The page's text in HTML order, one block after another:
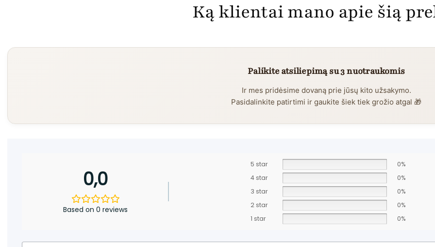
Ką klientai mano apie šią
Palikite atsiliepimą su 3 nuotraukomis
Ir mes pridėsime dovaną prie jūsų kito užsakymo.
Pasidalinkite patirtimi ir gaukite šiek tiek grožio atgal 🎁
0,0
Based on 0 reviews
5 star
0%
4 star
0%
3 star
0%
2 star
0%
1 star
0%